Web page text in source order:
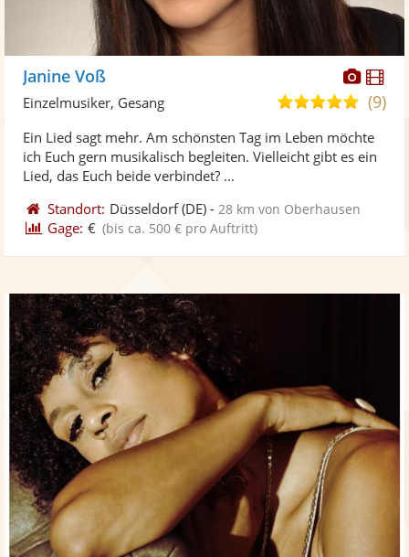
Fotos
Janine Voß
5,0
5
(9)
Einzelmusiker, Gesang
Ein Lied sagt mehr. Am schönsten Tag im Leben möchte
ich Euch gern musikalisch begleiten. Vielleicht gibt es ein
Lied, das Euch beide verbindet? ...
Standort: Düsseldorf(DE) - 28 km von Oberhausen
Gage: € (bis ca. 500 € pro Auftritt)